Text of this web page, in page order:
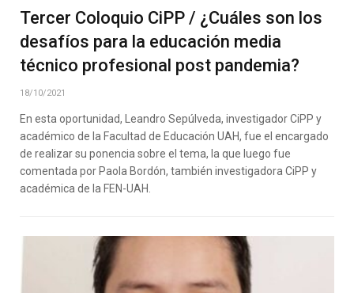
Tercer Coloquio CiPP / ¿Cuáles son los
desafíos para la educación media
técnico profesional post pandemia?
18/10/2021
En esta oportunidad, Leandro Sepúlveda, investigador CiPP y
académico de la Facultad de Educación UAH, fue el encargado
de realizar su ponencia sobre el tema, la que luego fue
comentada por Paola Bordón, también investigadora CiPP y
académica de la FEN-UAH.